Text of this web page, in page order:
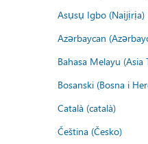
Asụsụ Igbo (Naịjịrịa)
Azərbaycan
Bahasa Melayu (Asia
Bosanski (Bosna i
Català (català)
Čeština (Česko)